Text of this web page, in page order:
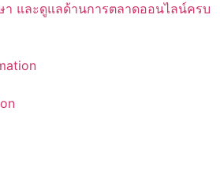
า และดูแลด้านการตลาดออนไลน์ครบ